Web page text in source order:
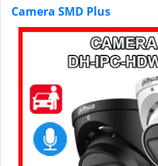
Camera SMD Plus